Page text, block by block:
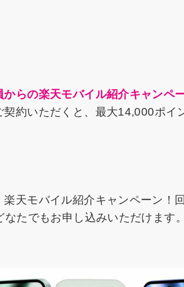
らの楽天モバイル紹介キャンペ
約いただくと、最大14,000ポイ
楽天モバイル紹介キャンペーン！
たでもお申し込みいただけます。